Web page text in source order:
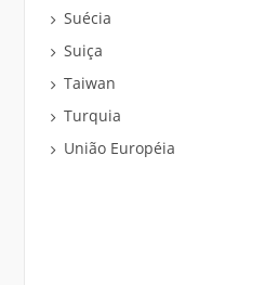
Suécia
Suiça
Taiwan
Turquia
União Européia